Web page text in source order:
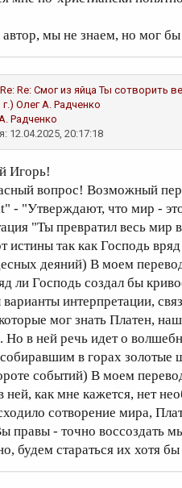
мы не знаем, но мог бы
Re: Re: Смог из яйца Ты сотворить
Олег А. Радченко
Радченко
12.04.2025, 20:17:18
Игорь!
вопрос! Возможный
- "Утверждают, что мир -
"Ты превратил весь мир
истины так как Господь
деяний) В моем
ли Господь создал бы
интерпретации,
мог знать Платен,
Но в ней речь идет о
в горах
событий) В моем
ней, как мне кажется, нет
сотворение мира,
правы - точно воссоздать
будем стараться их хотя